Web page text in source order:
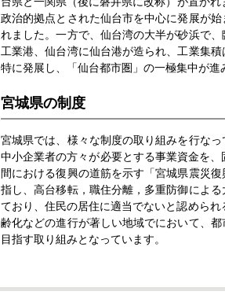
政治的拠点とされた仙台市を中心に発展が
れました。一方で、仙台湾の大半が砂浜で
工業港、仙台湾に仙台港が造られ、工業集
特に発展し、「仙台都市圏」の一極集中が進
宮城県の制度
宮城県では、様々な制度の取り組みを行な
中小企業者の方々が必要とする事業資金を
間における復興の道筋を示す「宮城県震災
指し、高台移転，職住分離，多重防御によ
ており、住民の居住に適当でないと認めら
齢化などの進行が著しい地域でにおいて、
目指す取り組みとなっています。